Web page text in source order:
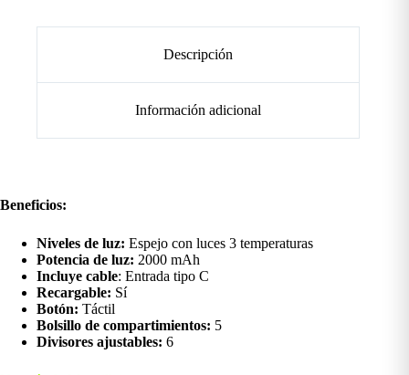
Descripción
Información adicional
Beneficios:
Niveles de luz: Espejo con luces 3 temperaturas
Potencia de luz: 2000 mAh
Incluye cable: Entrada tipo C
Recargable: Sí
Botón: Táctil
Bolsillo de compartimientos: 5
Divisores ajustables: 6